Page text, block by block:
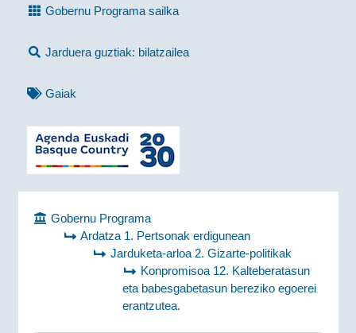
Gobernu Programa sailka
Jarduera guztiak: bilatzailea
Gaiak
Gobernu Programa
Ardatza 1. Pertsonak erdigunean
Jarduketa-arloa 2. Gizarte-politikak
Konpromisoa 12. Kalteberatasun
eta babesgabetasun bereziko egoerei
erantzutea.